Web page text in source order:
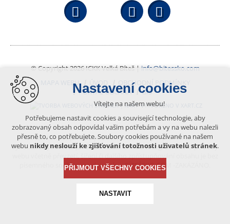
Facebook YouTube
© Copyright 2026 ICKK Velká Bíteš | info@bitessko.com
MAPA WEBU
ÚVOD
OBCHODNÍ PODMÍNKY
PORTÁL OBČANA
GIS
VYTVOŘENO V XART.CZ
Obsah tohoto portálu je chráněn autorským právem, které
vykonává vydavatel. Jakékoliv užití článků a fotografií z této podoby
písemného souhlasu vydavatele – BÍTEŠSKO.COM -ZAKÁZÁNO.
Nastavení cookies
Vítejte na našem webu!
Potřebujeme nastavit cookies a související technologie, aby
zobrazovaný obsah odpovídal vašim potřebám a vy na webu nalezli
přesně to, co potřebujete. Soubory cookies používané na našem
webu nikdy neslouží ke zjišťování totožnosti uživatelů stránek.
PŘIJMOUT VŠECHNY COOKIES
NASTAVIT